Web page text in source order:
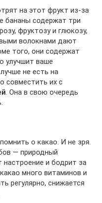
на этот фрукт из-за
бананы содержат три
фруктозу и глюкозу,
волокнами дают
того, они содержат
улучшит ваше
не есть на
совместить их с
. Она в свою очередь
о какао. И не зря.
— природный
и бодрит за
много витаминов и
регулярно, снижается